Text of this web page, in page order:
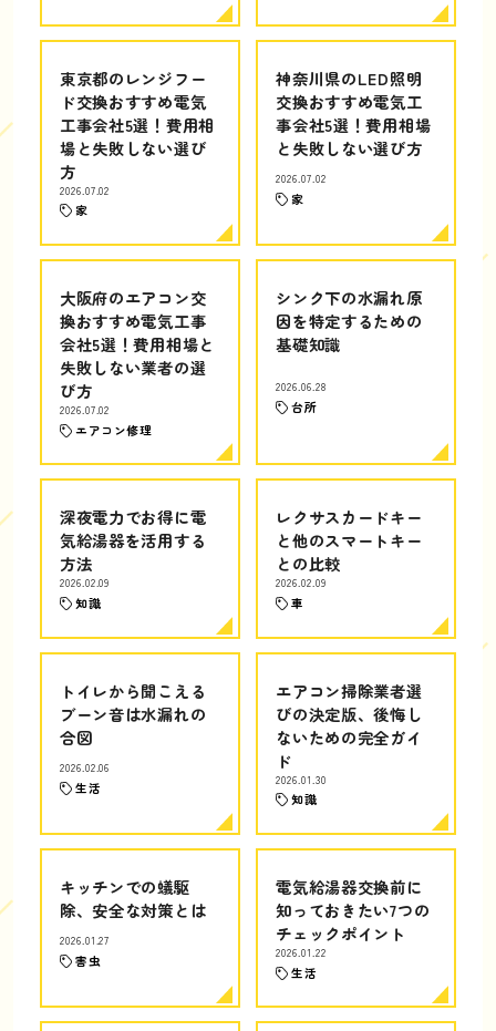
東京都のレンジフー
ド交換おすすめ電気
工事会社5選！費用相
場と失敗しない選び
方
2026.07.02
家
神奈川県のLED照明
交換おすすめ電気工
事会社5選！費用相場
と失敗しない選び方
2026.07.02
家
大阪府のエアコン交
換おすすめ電気工事
会社5選！費用相場と
失敗しない業者の選
び方
2026.07.02
エアコン修理
シンク下の水漏れ原
因を特定するための
基礎知識
2026.06.28
台所
深夜電力でお得に電
気給湯器を活用する
方法
2026.02.09
知識
レクサスカードキー
と他のスマートキー
との比較
2026.02.09
車
トイレから聞こえる
ブーン音は水漏れの
合図
2026.02.06
生活
エアコン掃除業者選
びの決定版、後悔し
ないための完全ガイ
ド
2026.01.30
知識
キッチンでの蟻駆
除、安全な対策とは
2026.01.27
害虫
電気給湯器交換前に
知っておきたい7つの
チェックポイント
2026.01.22
生活